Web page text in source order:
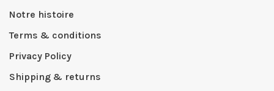
Notre histoire
Terms & conditions
Privacy Policy
Shipping & returns